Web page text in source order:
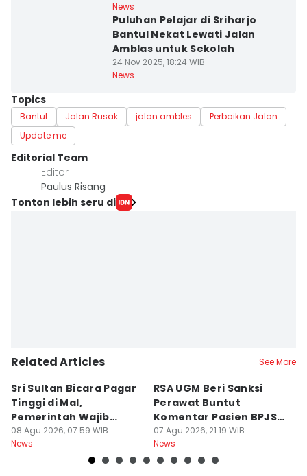
News
Puluhan Pelajar di Sriharjo
Bantul Nekat Lewati Jalan
Amblas untuk Sekolah
24 Nov 2025, 18:24 WIB
News
Topics
Bantul Jalan Rusak jalan ambles
Perbaikan Jalan
Update me
Editorial Team
Editor
Paulus Risang
Tonton lebih seru di
Related Articles See More
Sri Sultan Bicara Pagar
Tinggi di Mal,
Pemerintah Wajib
Jamin Warga Aman
08 Agu 2026, 07:59 WIB
News
RSA UGM Beri Sanksi
Perawat Buntut
Komentar Pasien BPJS
di Medsos
07 Agu 2026, 21:19 WIB
News